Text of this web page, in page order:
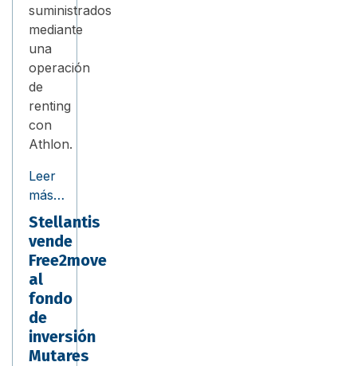
suministrados
mediante
una
operación
de
renting
con
Athlon.
Leer
más…
Stellantis
vende
Free2move
al
fondo
de
inversión
Mutares